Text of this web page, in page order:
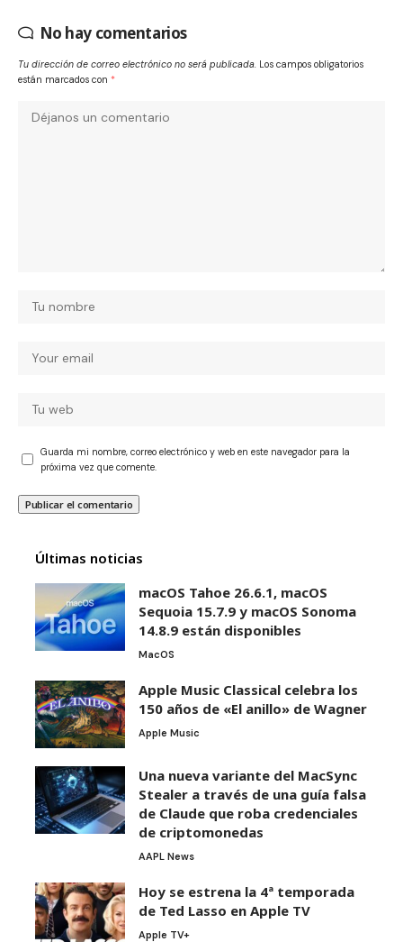
No hay comentarios
Tu dirección de correo electrónico no será publicada. Los campos obligatorios
están marcados con *
Guarda mi nombre, correo electrónico y web en este navegador para la
próxima vez que comente.
Últimas noticias
macOS Tahoe 26.6.1, macOS
Sequoia 15.7.9 y macOS Sonoma
14.8.9 están disponibles
MacOS
Apple Music Classical celebra los
150 años de «El anillo» de Wagner
Apple Music
Una nueva variante del MacSync
Stealer a través de una guía falsa
de Claude que roba credenciales
de criptomonedas
AAPL News
Hoy se estrena la 4ª temporada
de Ted Lasso en Apple TV
Apple TV+